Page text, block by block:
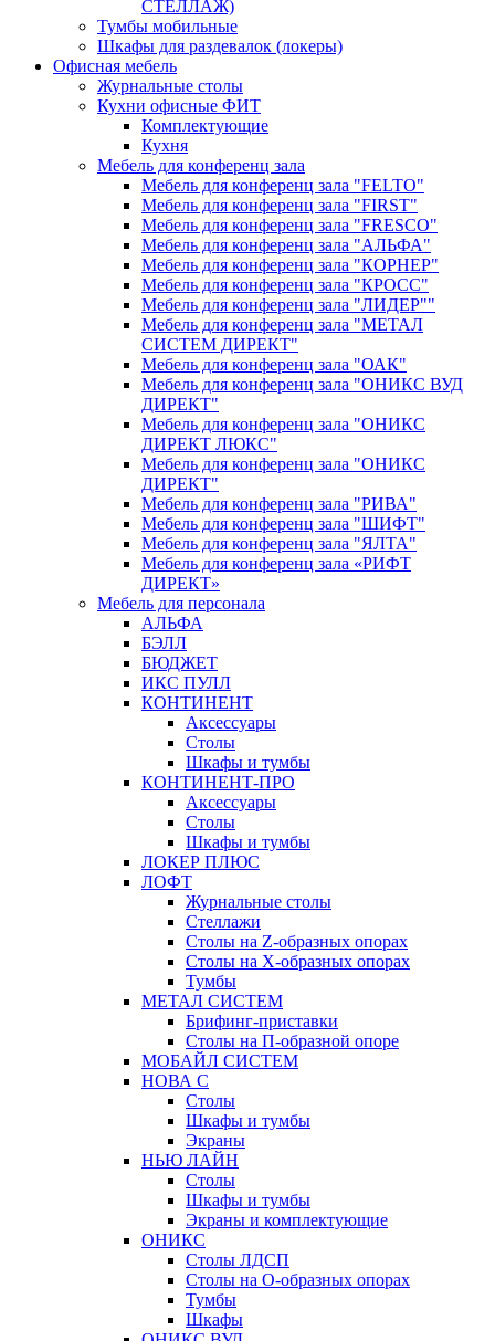
СТЕЛЛАЖ)
Тумбы мобильные
Шкафы для раздевалок (локеры)
Офисная мебель
Журнальные столы
Кухни офисные ФИТ
Комплектующие
Кухня
Мебель для конференц зала
Мебель для конференц зала "FELTO"
Мебель для конференц зала "FIRST"
Мебель для конференц зала "FRESCO"
Мебель для конференц зала "АЛЬФА"
Мебель для конференц зала "КОРНЕР"
Мебель для конференц зала "КРОСС"
Мебель для конференц зала "ЛИДЕР""
Мебель для конференц зала "МЕТАЛ
СИСТЕМ ДИРЕКТ"
Мебель для конференц зала "ОАК"
Мебель для конференц зала "ОНИКС ВУД
ДИРЕКТ"
Мебель для конференц зала "ОНИКС
ДИРЕКТ ЛЮКС"
Мебель для конференц зала "ОНИКС
ДИРЕКТ"
Мебель для конференц зала "РИВА"
Мебель для конференц зала "ШИФТ"
Мебель для конференц зала "ЯЛТА"
Мебель для конференц зала «РИФТ
ДИРЕКТ»
Мебель для персонала
АЛЬФА
БЭЛЛ
БЮДЖЕТ
ИКС ПУЛЛ
КОНТИНЕНТ
Аксессуары
Столы
Шкафы и тумбы
КОНТИНЕНТ-ПРО
Аксессуары
Столы
Шкафы и тумбы
ЛОКЕР ПЛЮС
ЛОФТ
Журнальные столы
Стеллажи
Столы на Z-образных опорах
Столы на Х-образных опорах
Тумбы
МЕТАЛ СИСТЕМ
Брифинг-приставки
Столы на П-образной опоре
МОБАЙЛ СИСТЕМ
НОВА С
Столы
Шкафы и тумбы
Экраны
НЬЮ ЛАЙН
Столы
Шкафы и тумбы
Экраны и комплектующие
ОНИКС
Столы ЛДСП
Столы на О-образных опорах
Тумбы
Шкафы